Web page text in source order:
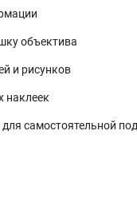
объектива
и рисунков
наклеек
самостоятельной